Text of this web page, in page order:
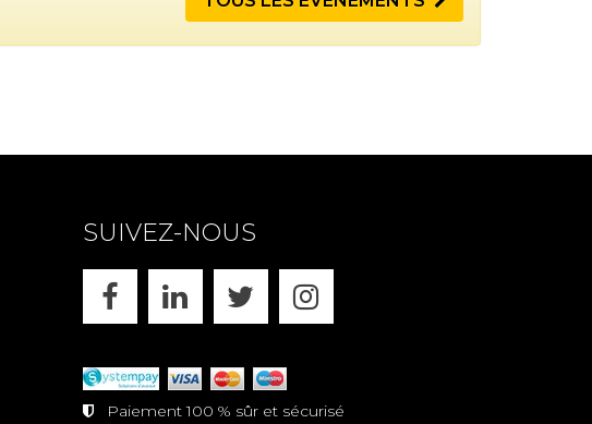
SUIVEZ-NOUS
FACEBOOK
Paiement 100 % sûr et sécurisé